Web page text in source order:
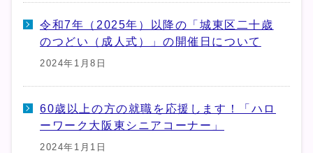
令和7年（2025年）以降の「城東区二十歳
のつどい（成人式）」の開催日について
2024年1月8日
60歳以上の方の就職を応援します！「ハロ
ーワーク大阪東シニアコーナー」
2024年1月1日